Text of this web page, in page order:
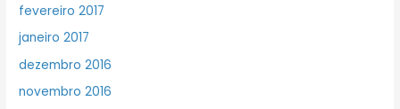
fevereiro 2017
janeiro 2017
dezembro 2016
novembro 2016